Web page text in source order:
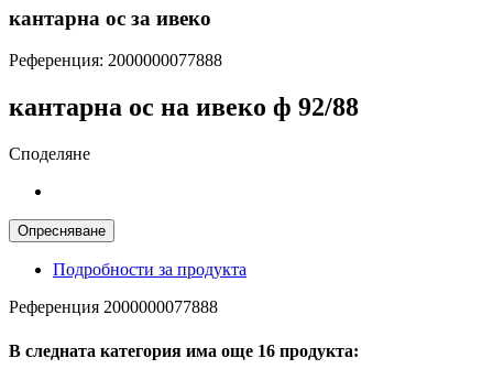
кантарна ос за ивеко
Референция: 2000000077888
кантарна ос на ивеко ф 92/88
Споделяне
Подробности за продукта
Референция 2000000077888
В следната категория има още 16 продукта: